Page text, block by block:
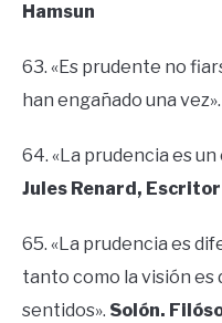
Hamsun
63. «Es prudente no
han engañado una vez».
64. «La prudencia es
Jules Renard,
65. «La prudencia es
tanto como la visión
sentidos». Solón.